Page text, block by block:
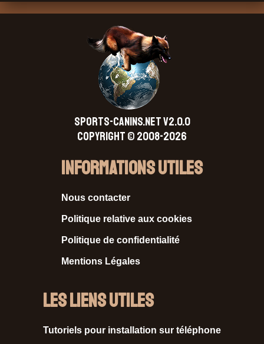
SPORTS-CANINS.NET V2.0.0
Copyright © 2008-2026
Informations Utiles
Nous contacter
Politique relative aux cookies
Politique de confidentialité
Mentions Légales
Les liens utiles
Tutoriels pour installation sur téléphone